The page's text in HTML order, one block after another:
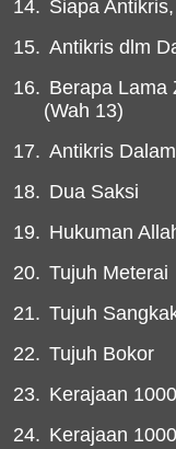
14. Siapa
15. Antikris dlm
16. Berapa Lama
(Wah 13)
17. Antikris
18. Dua Saksi
19. Hukuman
20. Tujuh Meterai
21. Tujuh
22. Tujuh Bokor
23. Kerajaan
24. Kerajaan